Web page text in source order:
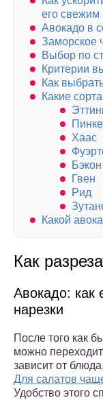
его свежим
Авокадо в
Заморское
Выбор по
Критерии
Как
Какие
Хаас
Бэкон
Гвен
Рид
Какой
Как
Авокадо: как
нарезки
После того как
можно
зависит от
Для салатов
Удобство этого